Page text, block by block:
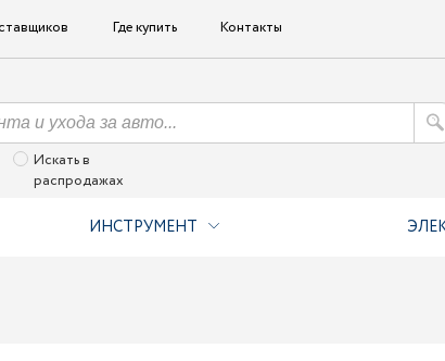
Где купить Контакты
Искать в
распродажах
ИНСТРУМЕНТ